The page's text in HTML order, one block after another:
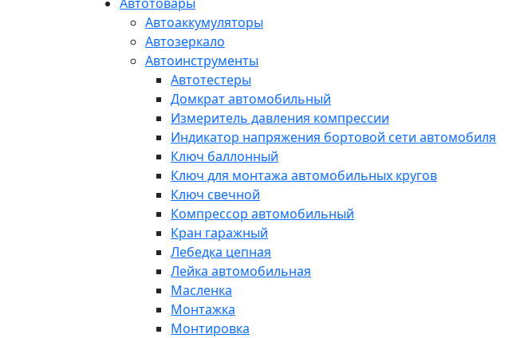
Автоаккумуляторы
Автозеркало
Автоинструменты
Автотестеры
Домкрат автомобильный
Измеритель давления компрессии
Индикатор напряжения бортовой сети автомобиля
Ключ баллонный
Ключ для монтажа автомобильных кругов
Ключ свечной
Компрессор автомобильный
Кран гаражный
Лебедка цепная
Лейка автомобильная
Масленка
Монтажка
Монтировка